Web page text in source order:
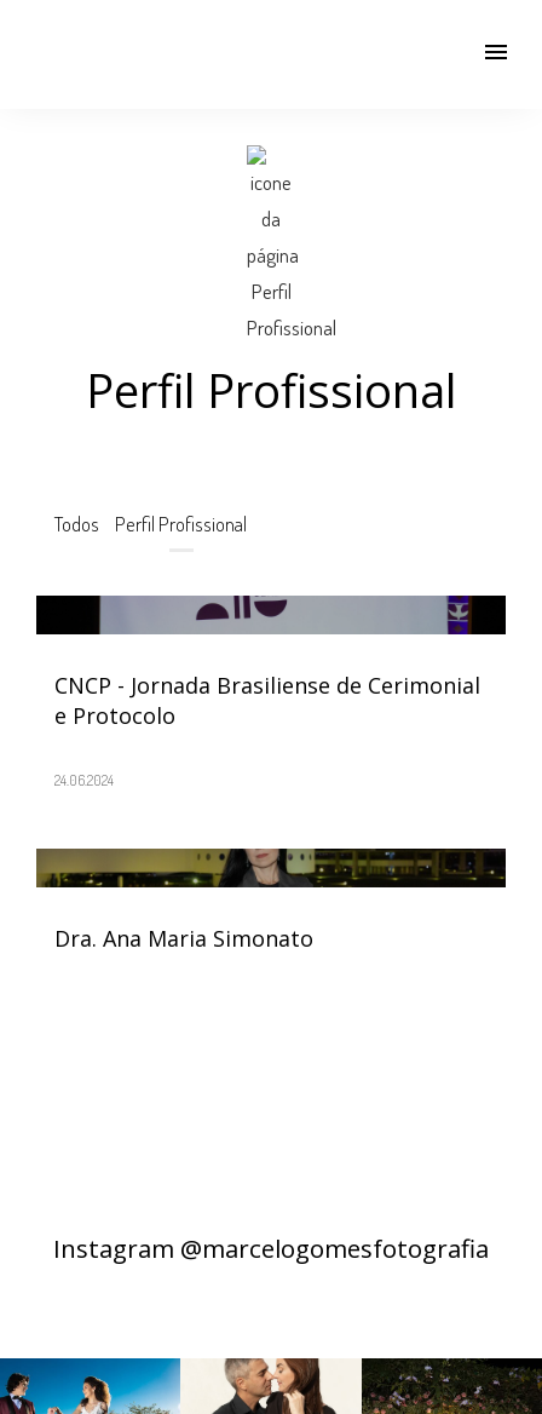
menu
Perfil Profissional
Todos Perfil Profissional
CNCP - Jornada Brasiliense de Cerimonial
e Protocolo
24.06.2024
Dra. Ana Maria Simonato
Instagram @marcelogomesfotografia